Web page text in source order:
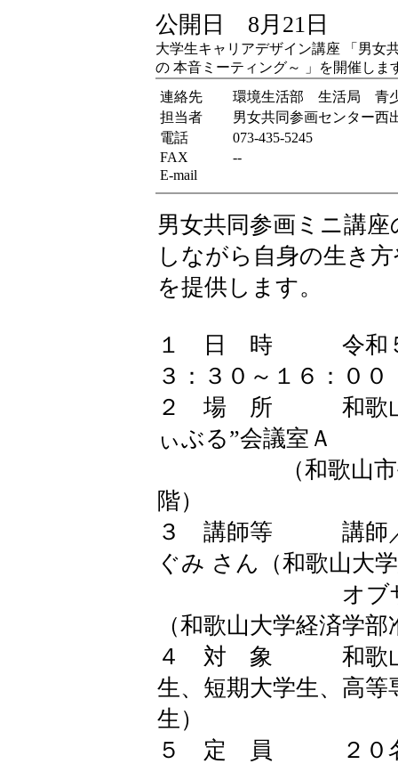
公開日 8月21日
大学生キャリアデザイン講座 「男女
の 本音ミーティング～ 」を開催しま
連絡先
環境生活部 生活局 青
担当者
男女共同参画センター西
電話
073-435-5245
FAX
--
E-mail
男女共同参画ミニ講
しながら自身の生き
を提供します。
１ 日 時 令和５年
３：３０～１６：００
２ 場 所 和歌山県
ぃぶる”会議室Ａ
（和歌山市手平
階）
３ 講師等 講師／
ぐみ さん（和歌山大
オブザーバー
（和歌山大学経済学
４ 対 象 和歌山県
生、短期大学生、高等
生
５ 定 員 ２０名